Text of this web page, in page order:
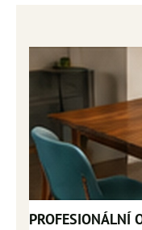
PROFESIONÁLNÍ